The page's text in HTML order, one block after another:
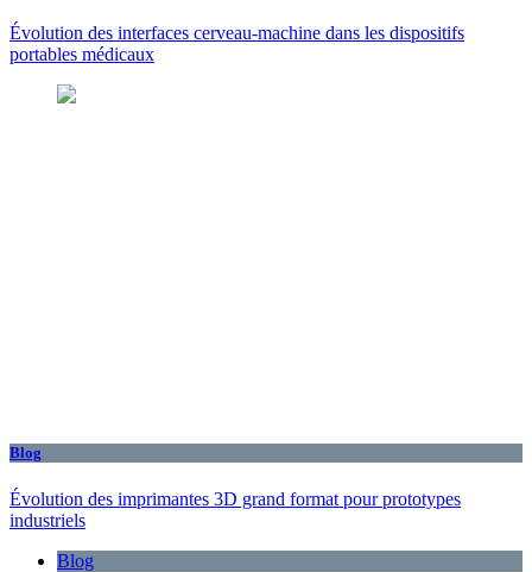
Évolution des interfaces cerveau-machine dans les dispositifs
portables médicaux
Blog
Évolution des imprimantes 3D grand format pour prototypes
industriels
Blog